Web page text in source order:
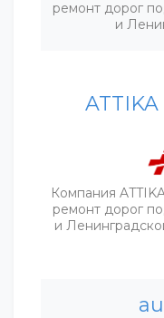
ремонт дорог
и
Компания
ремонт дорог
и